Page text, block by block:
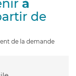
à
de
de la demande